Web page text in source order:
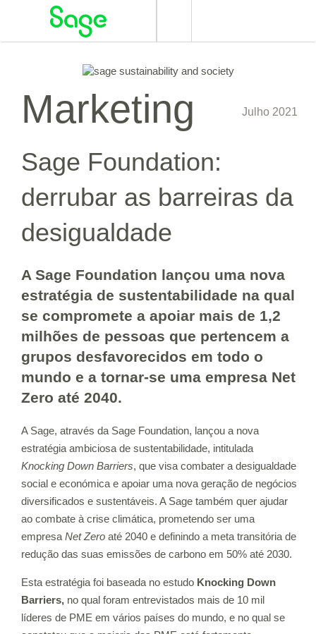
Alternar
navegação
Marketing Julho 2021
Sage Foundation:
derrubar as barreiras da
desigualdade
A Sage Foundation lançou uma nova
estratégia de sustentabilidade na qual
se compromete a apoiar mais de 1,2
milhões de pessoas que pertencem a
grupos desfavorecidos em todo o
mundo e a tornar-se uma empresa Net
Zero até 2040.
A Sage, através da Sage Foundation, lançou a nova
estratégia ambiciosa de sustentabilidade, intitulada
Knocking Down Barriers, que visa combater a desigualdade
social e económica e apoiar uma nova geração de negócios
diversificados e sustentáveis. A Sage também quer ajudar
ao combate à crise climática, prometendo ser uma
empresaNet Zero até 2040 e definindo a meta transitória de
redução das suas emissões de carbono em 50% até 2030.
Esta estratégia foi baseada no estudo Knocking Down
Barriers, no qual foram entrevistados mais de 10 mil
líderes de PME em vários países do mundo, e no qual se